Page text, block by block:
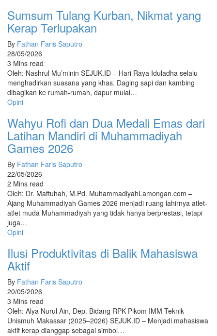
Sumsum Tulang Kurban, Nikmat yang
Kerap Terlupakan
By Fathan Faris Saputro
28/05/2026
3 Mins read
Oleh: Nashrul Mu’minin SEJUK.ID – Hari Raya Iduladha selalu
menghadirkan suasana yang khas. Daging sapi dan kambing
dibagikan ke rumah-rumah, dapur mulai…
Opini
Wahyu Rofi dan Dua Medali Emas dari
Latihan Mandiri di Muhammadiyah
Games 2026
By Fathan Faris Saputro
22/05/2026
2 Mins read
Oleh: Dr. Maftuhah, M.Pd. MuhammadiyahLamongan.com –
Ajang Muhammadiyah Games 2026 menjadi ruang lahirnya atlet-
atlet muda Muhammadiyah yang tidak hanya berprestasi, tetapi
juga…
Opini
Ilusi Produktivitas di Balik Mahasiswa
Aktif
By Fathan Faris Saputro
20/05/2026
3 Mins read
Oleh: Alya Nurul Ain, Dep. Bidang RPK Pikom IMM Teknik
Unismuh Makassar (2025–2026) SEJUK.ID – Menjadi mahasiswa
aktif kerap dianggap sebagai simbol…